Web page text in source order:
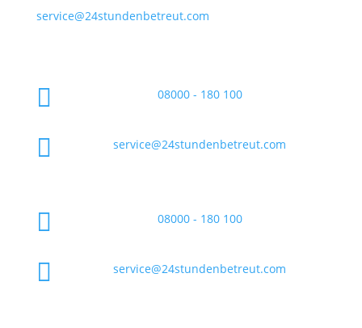
service@24stundenbetreut.com
 08000 - 180 100
 service@24stundenbetreut.com
 08000 - 180 100
 service@24stundenbetreut.com